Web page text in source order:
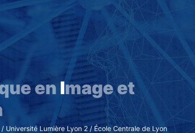
Aller
contenu
principal
en Image et
Université Lumière Lyon 2 / École Centrale de Lyon